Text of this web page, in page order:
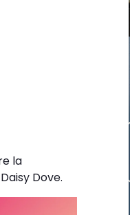
la
Dove.